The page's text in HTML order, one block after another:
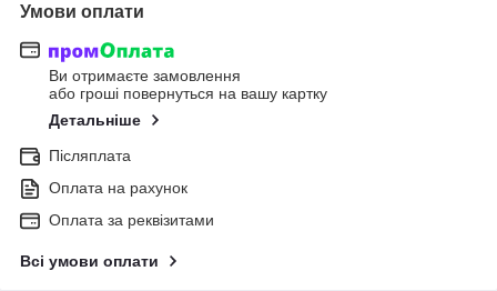
Умови оплати
Ви отримаєте замовлення
або гроші повернуться на вашу картку
Детальніше
Післяплата
Оплата на рахунок
Оплата за реквізитами
Всі умови оплати